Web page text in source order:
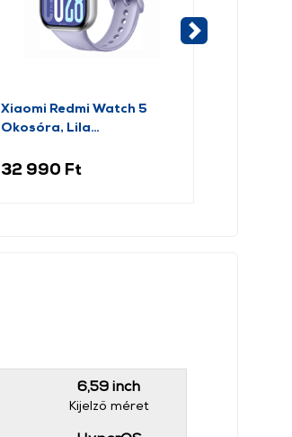
Xiaomi Redmi Watch 5
Okosóra, Lila
32 990 Ft
6,59 inch
Kijelző méret